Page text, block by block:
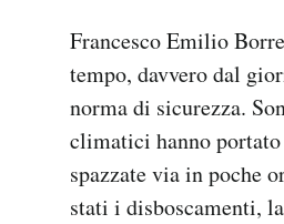
Francesco Emilio
tempo, davvero dal
norma di sicurezza.
climatici hanno
spazzate via in poche
stati i disboscamenti,